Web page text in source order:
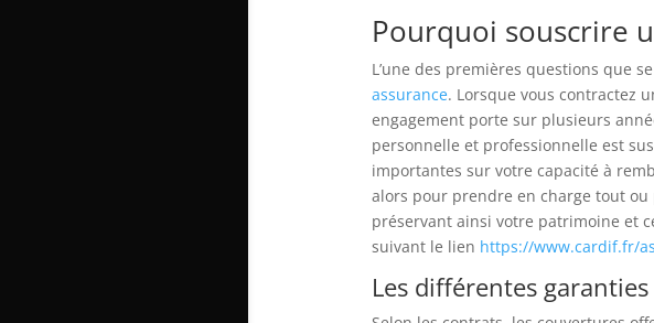
Pourquoi souscrire
L’une des premières questions que
assurance. Lorsque vous contractez
engagement porte sur plusieurs
personnelle et professionnelle est
importantes sur votre capacité à
alors pour prendre en charge tout ou
préservant ainsi votre patrimoine et
suivant le lien https://www.cardif.fr/
Les différentes